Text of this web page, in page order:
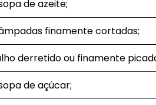
de azeite;
finamente cortadas;
derretido ou finamente
de açúcar;